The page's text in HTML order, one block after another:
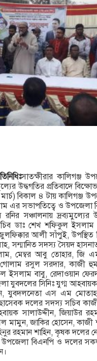
সাতক্ষীরার কালিগঞ্জ
উদ্ধগতির প্রতিবাদে
বিকাল ৪ টায় কালিগঞ্জ
এর সভাপতিত্বে ও উপজেলা
সঞ্চালনায় দ্রব্যমুল্যের
ডাঃ শেখ শফিকুল ইসলাম
আলী সাঁপুই,
সন্মানিত সদস্য সৈয়দ
মেম্বর আবু তোহার, জি
গোলাম রসুল সরদার, কাজী
ইসলাম বাবু, রেদাওয়ান
যুবদলের সিনিঃ যুগ্ম
যুবদলনেতা এস এম
দলের সদস্য সচিব
সালাউদ্দীন, জিয়াউর
মামুন, জাকির হোসেন,
রহমান শাহিন, কৃষক দলের
উপজেলা বিএনপি ও দলের